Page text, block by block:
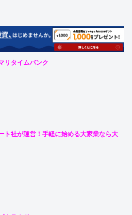
リタイムバンク
ト社が運営！手軽に始める大家業なら大